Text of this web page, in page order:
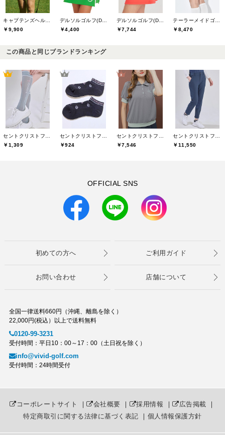
￥9,900
￥4,400
￥7,744
￥8,470
この商品と同じブランドランキング
￥1,309
￥924
￥7,546
￥11,550
OFFICIAL SNS
初めての方へ ご利用ガイド
お問い合わせ 店舗について
全国一律送料660円（沖縄、離島を除く）
22,000円(税込）以上で送料無料
0120-99-3231
受付時間：平日10：00～17：00（土日祝を除く）
info@vivid-golf.com
受付時間：24時間受付
コーポレートサイト ｜ 会社概要 ｜ 採用情報 ｜ 広告掲載 ｜
特定商取引に関する法律に基づく表記 ｜ 個人情報保護方針